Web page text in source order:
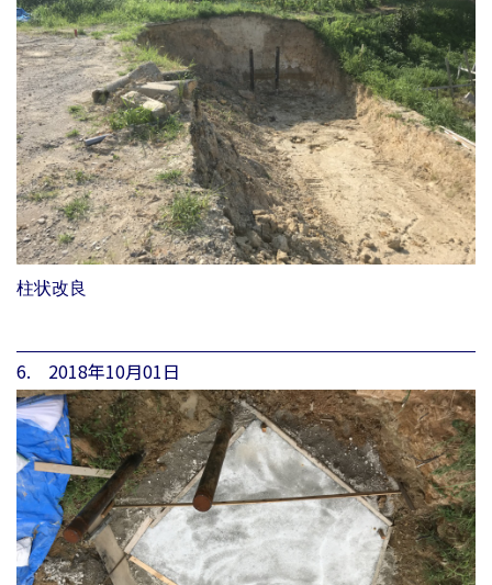
柱状改良
6. 2018年10月01日